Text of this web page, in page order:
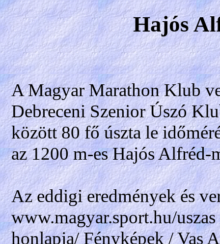
Hajós
A Magyar Marathon Klub
Debreceni Szenior Úszó
között 80 fő úszta le
az 1200 m-es Hajós Alfréd-
Az eddigi eredmények és
www.magyar.sport.hu/
honlapja/ Fényképek / Vas